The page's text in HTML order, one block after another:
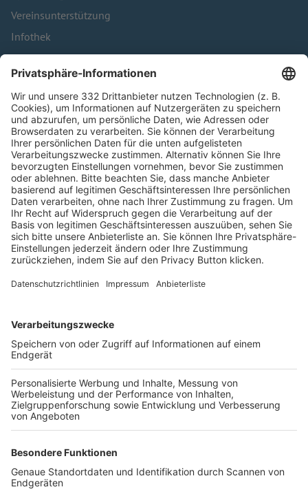
Vereinsunterstützung
Infothek
Kontakt
HÄUFIG BESUCHTE SEITEN
Pässe und Vereinswechsel
Trainerausbildung
Schulungsangebot Vereinsmitarbeiter
BFV-Geschäftsstellen
Trainerbörse
Login SpielPlus
FOLGE DEM BFV
TOP-VEREINE
TOP-PARTNER